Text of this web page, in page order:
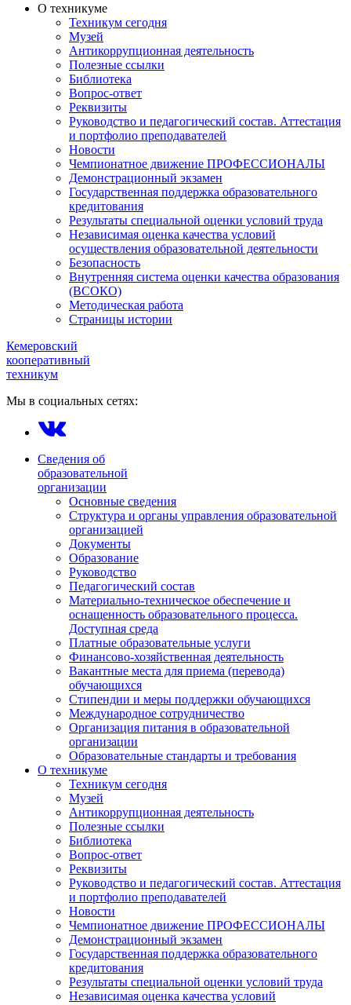
О техникуме
Техникум сегодня
Музей
Антикоррупционная деятельность
Полезные ссылки
Библиотека
Вопрос-ответ
Реквизиты
Руководство и педагогический состав. Аттестация
и портфолио преподавателей
Новости
Чемпионатное движение ПРОФЕССИОНАЛЫ
Демонстрационный экзамен
Государственная поддержка образовательного
кредитования
Результаты специальной оценки условий труда
Независимая оценка качества условий
осуществления образовательной деятельности
Безопасность
Внутренняя система оценки качества образования
(ВСОКО)
Методическая работа
Страницы истории
Кемеровский
кооперативный
техникум
Мы в социальных сетях:
Сведения об
образовательной
организации
Основные сведения
Структура и органы управления образовательной
организацией
Документы
Образование
Руководство
Педагогический состав
Материально-техническое обеспечение и
оснащенность образовательного процесса.
Доступная среда
Платные образовательные услуги
Финансово-хозяйственная деятельность
Вакантные места для приема (перевода)
обучающихся
Стипендии и меры поддержки обучающихся
Международное сотрудничество
Организация питания в образовательной
организации
Образовательные стандарты и требования
О техникуме
Техникум сегодня
Музей
Антикоррупционная деятельность
Полезные ссылки
Библиотека
Вопрос-ответ
Реквизиты
Руководство и педагогический состав. Аттестация
и портфолио преподавателей
Новости
Чемпионатное движение ПРОФЕССИОНАЛЫ
Демонстрационный экзамен
Государственная поддержка образовательного
кредитования
Результаты специальной оценки условий труда
Независимая оценка качества условий